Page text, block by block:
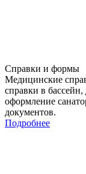
Справки и формы
Медицинские
справки в
оформление
документов.
Подробнее